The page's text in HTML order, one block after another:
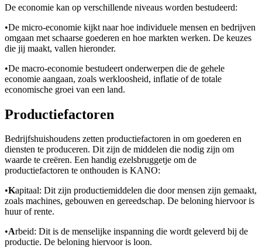
De economie kan op verschillende niveaus worden bestudeerd:
•De micro-economie kijkt naar hoe individuele mensen en bedrijven
omgaan met schaarse goederen en hoe markten werken. De keuzes
die jij maakt, vallen hieronder.
•De macro-economie bestudeert onderwerpen die de gehele
economie aangaan, zoals werkloosheid, inflatie of de totale
economische groei van een land.
Productiefactoren
Bedrijfshuishoudens zetten productiefactoren in om goederen en
diensten te produceren. Dit zijn de middelen die nodig zijn om
waarde te creëren. Een handig ezelsbruggetje om de
productiefactoren te onthouden is KANO:
•Kapitaal: Dit zijn productiemiddelen die door mensen zijn gemaakt,
zoals machines, gebouwen en gereedschap. De beloning hiervoor is
huur of rente.
•Arbeid: Dit is de menselijke inspanning die wordt geleverd bij de
productie. De beloning hiervoor is loon.